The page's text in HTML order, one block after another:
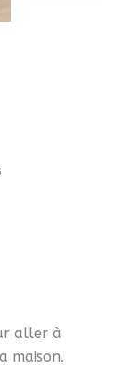
aller à
maison.